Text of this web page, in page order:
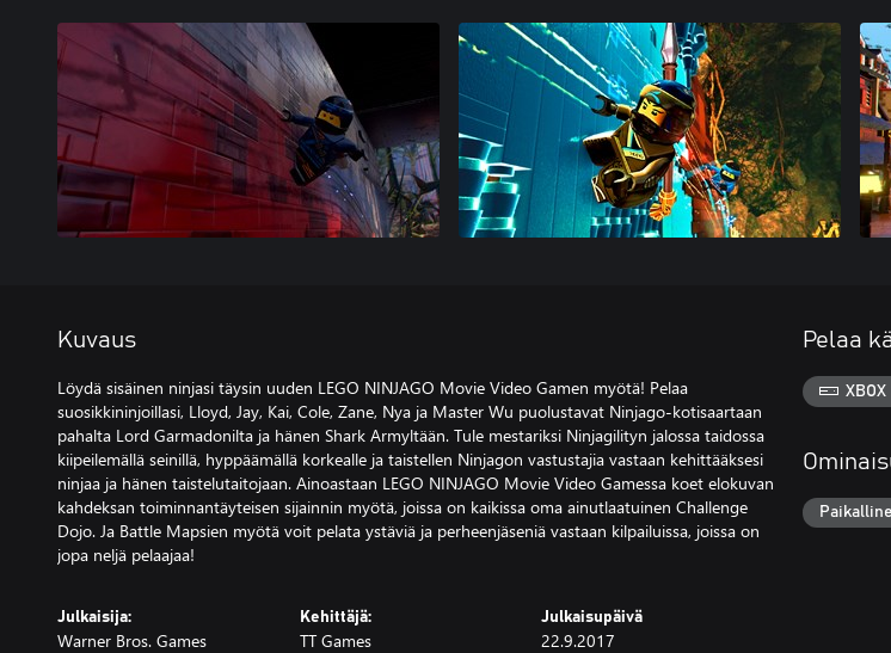
Kuvaus
Löydä sisäinen ninjasi täysin uuden LEGO NINJAGO Movie Video Gamen myötä! Pelaa
suosikkininjoillasi, Lloyd, Jay, Kai, Cole, Zane, Nya ja Master Wu puolustavat Ninjago-kotisaartaan
pahalta Lord Garmadonilta ja hänen Shark Armyltään. Tule mestariksi Ninjagilityn jalossa taidossa
kiipeilemällä seinillä, hyppäämällä korkealle ja taistellen Ninjagon vastustajia vastaan kehittääksesi
ninjaa ja hänen taistelutaitojaan. Ainoastaan LEGO NINJAGO Movie Video Gamessa koet elokuvan
kahdeksan toiminnantäyteisen sijainnin myötä, joissa on kaikissa oma ainutlaatuinen Challenge
Dojo. Ja Battle Mapsien myötä voit pelata ystäviä ja perheenjäseniä vastaan kilpailuissa, joissa on
jopa neljä pelaajaa!
Julkaisija:
Warner Bros. Games
Kehittäjä:
TT Games
Julkaisupäivä
22.9.2017
Pelaa
XBOX